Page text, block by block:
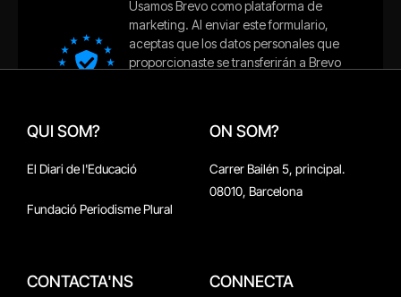
QUI SOM?
El Diari de l'Educació
Fundació Periodisme Plural
ON SOM?
Carrer Bailén 5, principal.
08010, Barcelona
CONTACTA'NS CONNECTA